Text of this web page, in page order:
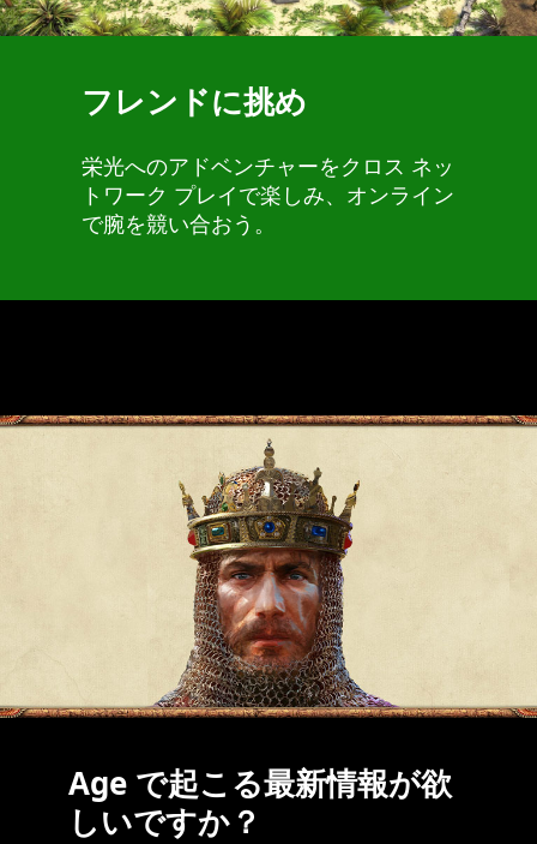
フレンドに挑め
栄光へのアドベンチャーをクロス ネッ
トワーク プレイで楽しみ、オンライン
で腕を競い合おう。
Age で起こる最新情報が欲
しいですか？